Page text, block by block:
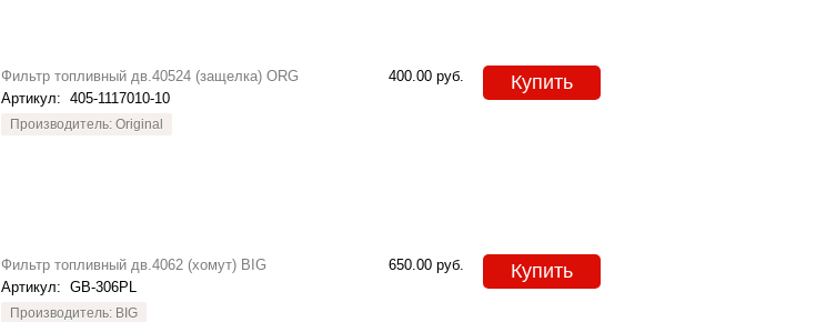
Фильтр топливный дв.40524 (защелка) ORG
Артикул: 405-1117010-10
Производитель: Original
400.00 руб. Купить
Фильтр топливный дв.4062 (хомут) BIG
Артикул: GB-306PL
Производитель: BIG
650.00 руб. Купить